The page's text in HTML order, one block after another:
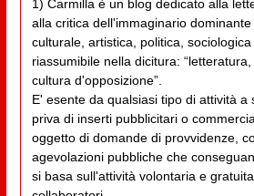
1) Carmilla è un blog dedicato alla
alla critica dell'immaginario
culturale, artistica, politica, sociologica
riassumibile nella dicitura:
cultura d'opposizione”.
E' esente da qualsiasi tipo di attività a
priva di inserti pubblicitari o
oggetto di domande di provvidenze,
agevolazioni pubbliche che
si basa sull'attività volontaria e